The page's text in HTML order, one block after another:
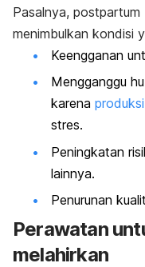
Pasalnya, postpartum
menimbulkan kondisi
Keengganan
Mengganggu
karena
stres.
Peningkatan
lainnya.
Penurunan
Perawatan
melahirkan